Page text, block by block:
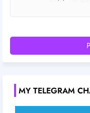
MY TELEGRAM